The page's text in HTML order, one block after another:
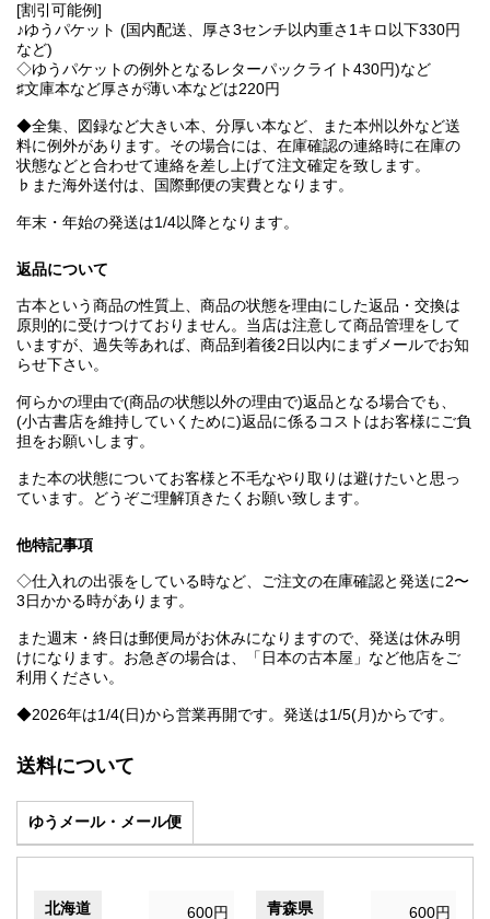
[割引可能例]
♪ゆうパケット (国内配送、厚さ3センチ以内重さ1キロ以下330円
など)
◇ゆうパケットの例外となるレターパックライト430円)など
♯文庫本など厚さが薄い本などは220円
◆全集、図録など大きい本、分厚い本など、また本州以外など送
料に例外があります。その場合には、在庫確認の連絡時に在庫の
状態などと合わせて連絡を差し上げて注文確定を致します。
♭また海外送付は、国際郵便の実費となります。
年末・年始の発送は1/4以降となります。
返品について
古本という商品の性質上、商品の状態を理由にした返品・交換は
原則的に受けつけておりません。当店は注意して商品管理をして
いますが、過失等あれば、商品到着後2日以内にまずメールでお知
らせ下さい。
何らかの理由で(商品の状態以外の理由で)返品となる場合でも、
(小古書店を維持していくために)返品に係るコストはお客様にご負
担をお願いします。
また本の状態についてお客様と不毛なやり取りは避けたいと思っ
ています。どうぞご理解頂きたくお願い致します。
他特記事項
◇仕入れの出張をしている時など、ご注文の在庫確認と発送に2〜
3日かかる時があります。
また週末・終日は郵便局がお休みになりますので、発送は休み明
けになります。お急ぎの場合は、「日本の古本屋」など他店をご
利用ください。
◆2026年は1/4(日)から営業再開です。発送は1/5(月)からです。
送料について
ゆうメール・メール便
北海道 600円 青森県 600円